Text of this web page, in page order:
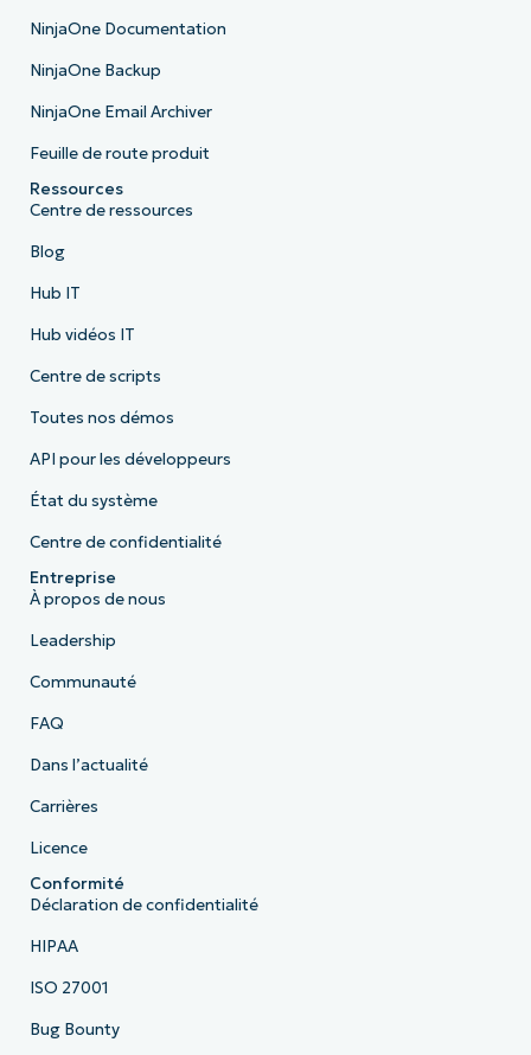
NinjaOne Documentation
NinjaOne Backup
NinjaOne Email Archiver
Feuille de route produit
Ressources
Centre de ressources
Blog
Hub IT
Hub vidéos IT
Centre de scripts
Toutes nos démos
API pour les développeurs
État du système
Centre de confidentialité
Entreprise
À propos de nous
Leadership
Communauté
FAQ
Dans l’actualité
Carrières
Licence
Conformité
Déclaration de confidentialité
HIPAA
ISO 27001
Bug Bounty